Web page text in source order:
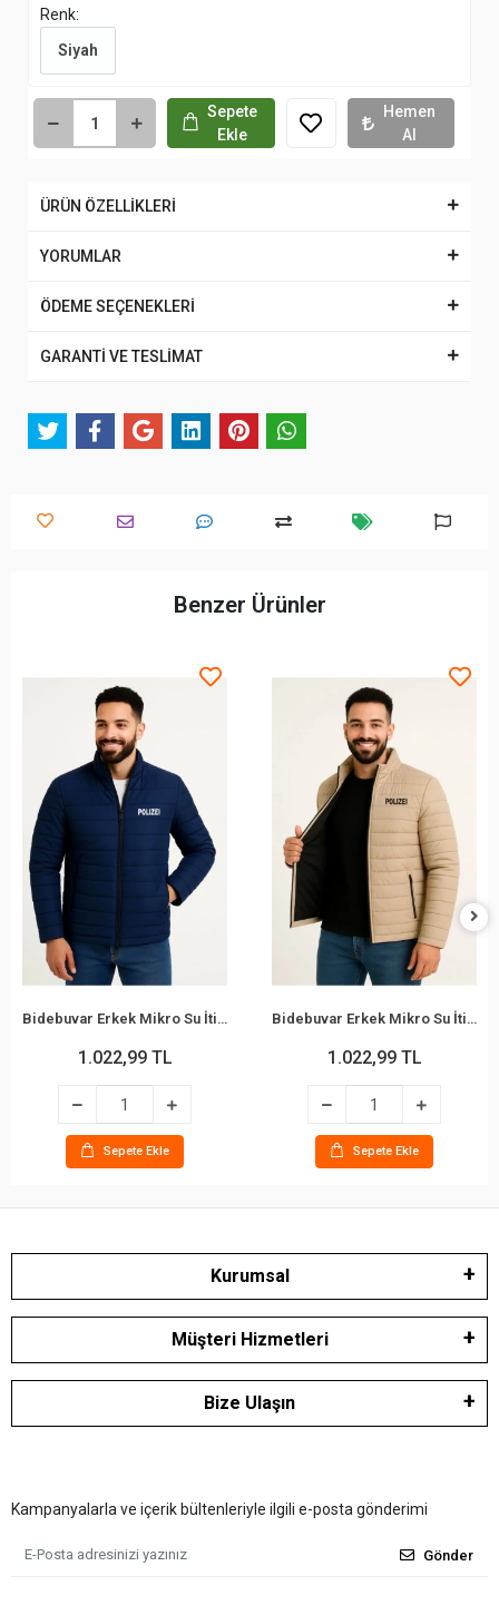
Renk:
Siyah
Sepete
Ekle
Hemen
Al
ÜRÜN ÖZELLİKLERİ
YORUMLAR
ÖDEME SEÇENEKLERİ
GARANTİ VE TESLİMAT
Benzer Ürünler
Bidebuvar Erkek Mikro Su İtici Kapitone Baskılı Astarlı Fermuarlı Bomber Mont - Lacivert
1.022,99 TL
Sepete Ekle
Bidebuvar Erkek Mikro Su İtici Kapitone Baskılı Astarlı Fermuarlı Bomber Mont - Bej
1.022,99 TL
Sepete Ekle
Kurumsal
Müşteri Hizmetleri
Bize Ulaşın
Kampanyalarla ve içerik bültenleriyle ilgili e-posta gönderimi
Gönder